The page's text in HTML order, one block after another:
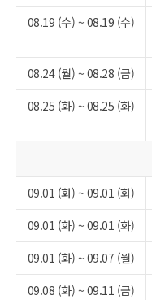
08.19 (수) ~ 08.19 (수)
08.24 (월) ~ 08.28 (금)
08.25 (화) ~ 08.25 (화)
09.01 (화) ~ 09.01 (화)
09.01 (화) ~ 09.01 (화)
09.01 (화) ~ 09.07 (월)
09.08 (화) ~ 09.11 (금)